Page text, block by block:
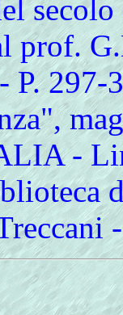
secolo
prof.
P.
-